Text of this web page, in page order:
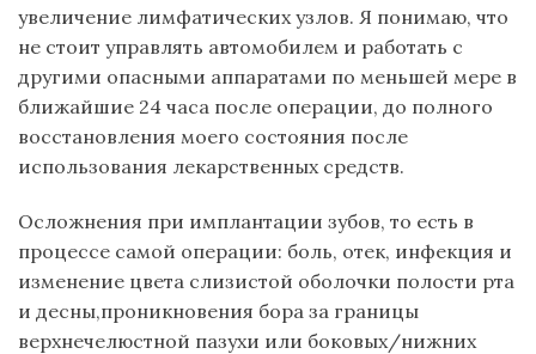
увеличение лимфатических узлов. Я понимаю, что
не стоит управлять автомобилем и работать с
другими опасными аппаратами по меньшей мере в
ближайшие 24 часа после операции, до полного
восстановления моего состояния после
использования лекарственных средств.
Осложнения при имплантации зубов, то есть в
процессе самой операции: боль, отек, инфекция и
изменение цвета слизистой оболочки полости рта
и десны,проникновения бора за границы
верхнечелюстной пазухи или боковых/нижних